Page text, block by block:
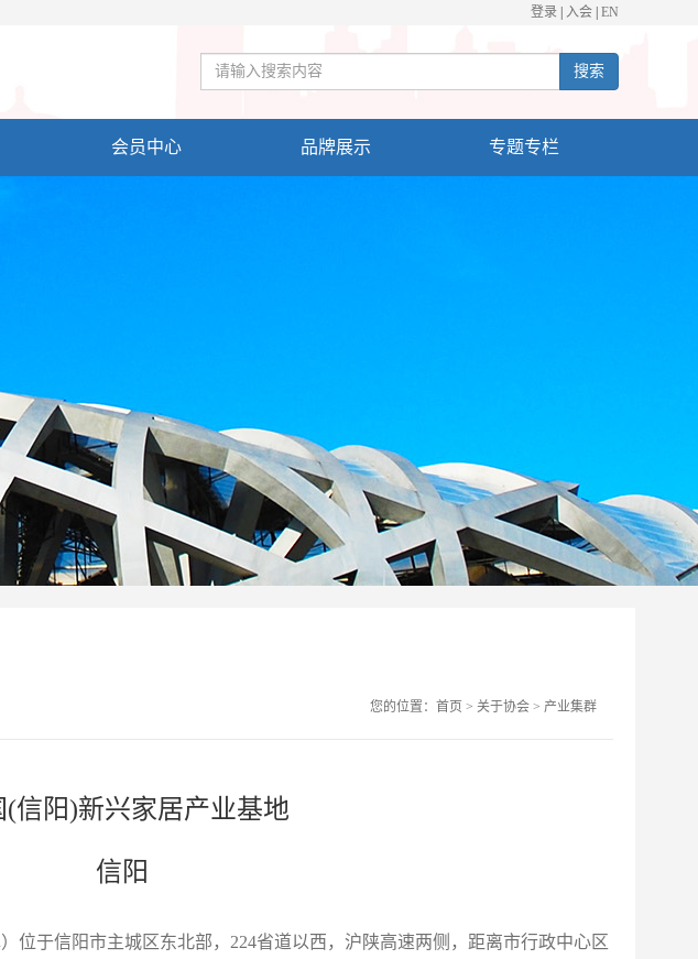
登录 入会 EN
搜索
会员中心 品牌展示 专题专栏
您的位置： 首页 > 关于协会> 产业集群
(信阳)新兴家居产业基地
信阳
位于信阳市主城区东北部， 224省道以西，沪陕高速两侧，距离市行政中心区